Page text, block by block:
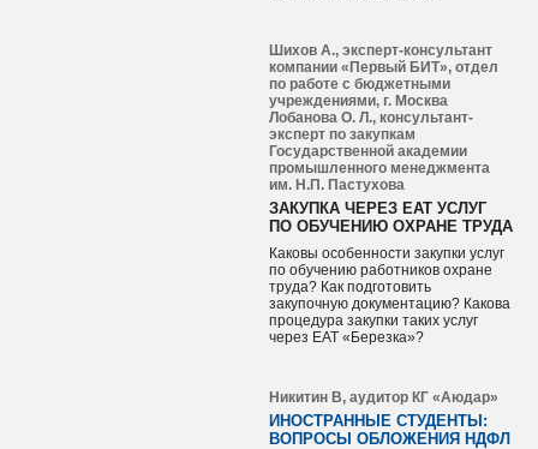
Шихов А., эксперт-консультант
компании «Первый БИТ», отдел
по работе с бюджетными
учреждениями, г. Москва
Лобанова О. Л., консультант-
эксперт по закупкам
Государственной академии
промышленного менеджмента
им. Н.П. Пастухова
ЗАКУПКА ЧЕРЕЗ ЕАТ УСЛУГ
ПО ОБУЧЕНИЮ ОХРАНЕ ТРУДА
Каковы особенности закупки услуг
по обучению работников охране
труда? Как подготовить
закупочную документацию? Какова
процедура закупки таких услуг
через ЕАТ «Березка»?
Никитин В, аудитор КГ «Аюдар»
ИНОСТРАННЫЕ СТУДЕНТЫ:
ВОПРОСЫ ОБЛОЖЕНИЯ НДФЛ